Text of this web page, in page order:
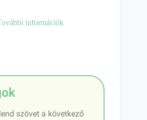
információk
szövet a következő